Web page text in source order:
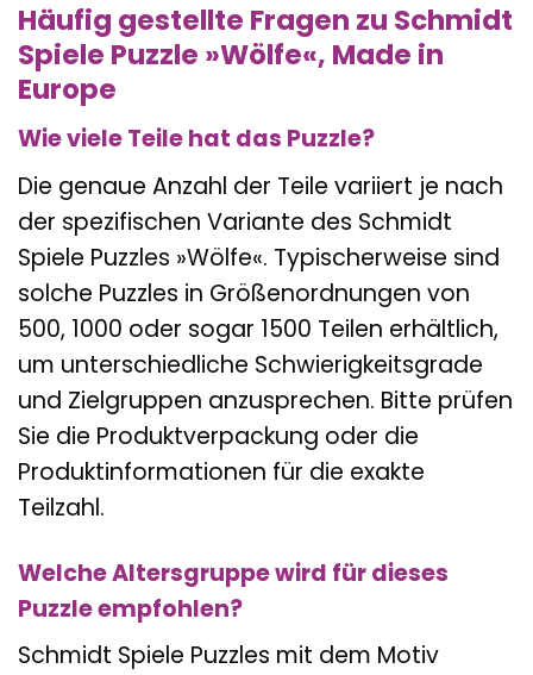
Häufig gestellte Fragen zu Schmidt
Spiele Puzzle »Wölfe«, Made in
Europe
Wie viele Teile hat das Puzzle?
Die genaue Anzahl der Teile variiert je nach
der spezifischen Variante des Schmidt
Spiele Puzzles »Wölfe«. Typischerweise sind
solche Puzzles in Größenordnungen von
500, 1000 oder sogar 1500 Teilen erhältlich,
um unterschiedliche Schwierigkeitsgrade
und Zielgruppen anzusprechen. Bitte prüfen
Sie die Produktverpackung oder die
Produktinformationen für die exakte
Teilzahl.
Welche Altersgruppe wird für dieses
Puzzle empfohlen?
Schmidt Spiele Puzzles mit dem Motiv